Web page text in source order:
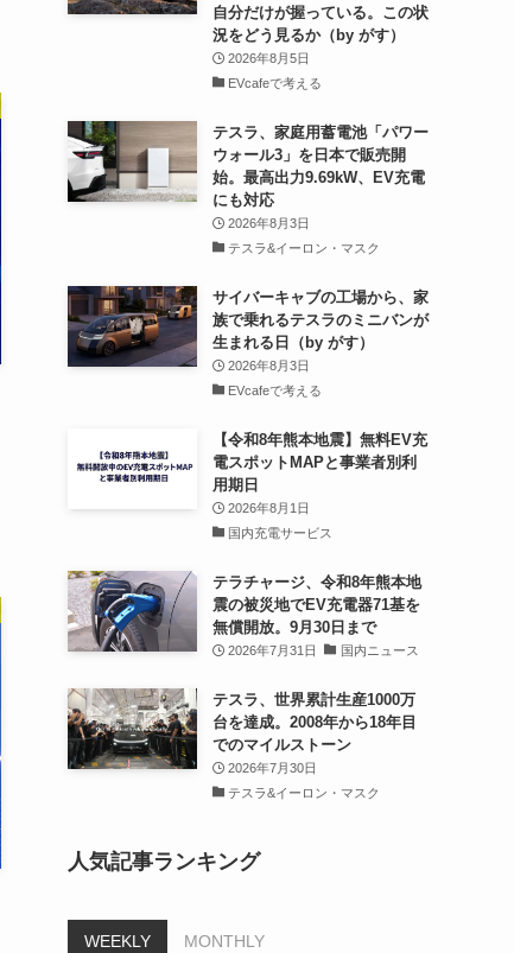
自分だけが握っている。この状
況をどう見るか（by がす）
2026年8月5日
EVcafeで考える
テスラ、家庭用蓄電池「パワー
ウォール3」を日本で販売開
始。最高出力9.69kW、EV充電
にも対応
2026年8月3日
テスラ&イーロン・マスク
サイバーキャブの工場から、家
族で乗れるテスラのミニバンが
生まれる日（by がす）
2026年8月3日
EVcafeで考える
【令和8年熊本地震】無料EV充
電スポットMAPと事業者別利
用期日
2026年8月1日
国内充電サービス
テラチャージ、令和8年熊本地
震の被災地でEV充電器71基を
無償開放。9月30日まで
2026年7月31日 国内ニュース
テスラ、世界累計生産1000万
台を達成。2008年から18年目
でのマイルストーン
2026年7月30日
テスラ&イーロン・マスク
人気記事ランキング
WEEKLY MONTHLY